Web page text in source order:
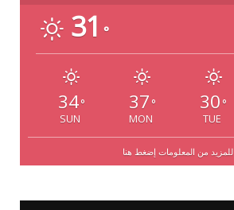
31 °
34°
SUN
37 °
MON
30 °
TUE
للمزيد من المعلومات إضغط هنا